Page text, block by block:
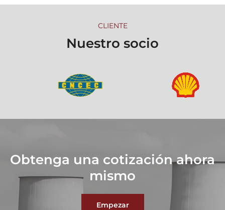
CLIENTE
Nuestro socio
Obtenga una cotización ahora
mismo
Empezar